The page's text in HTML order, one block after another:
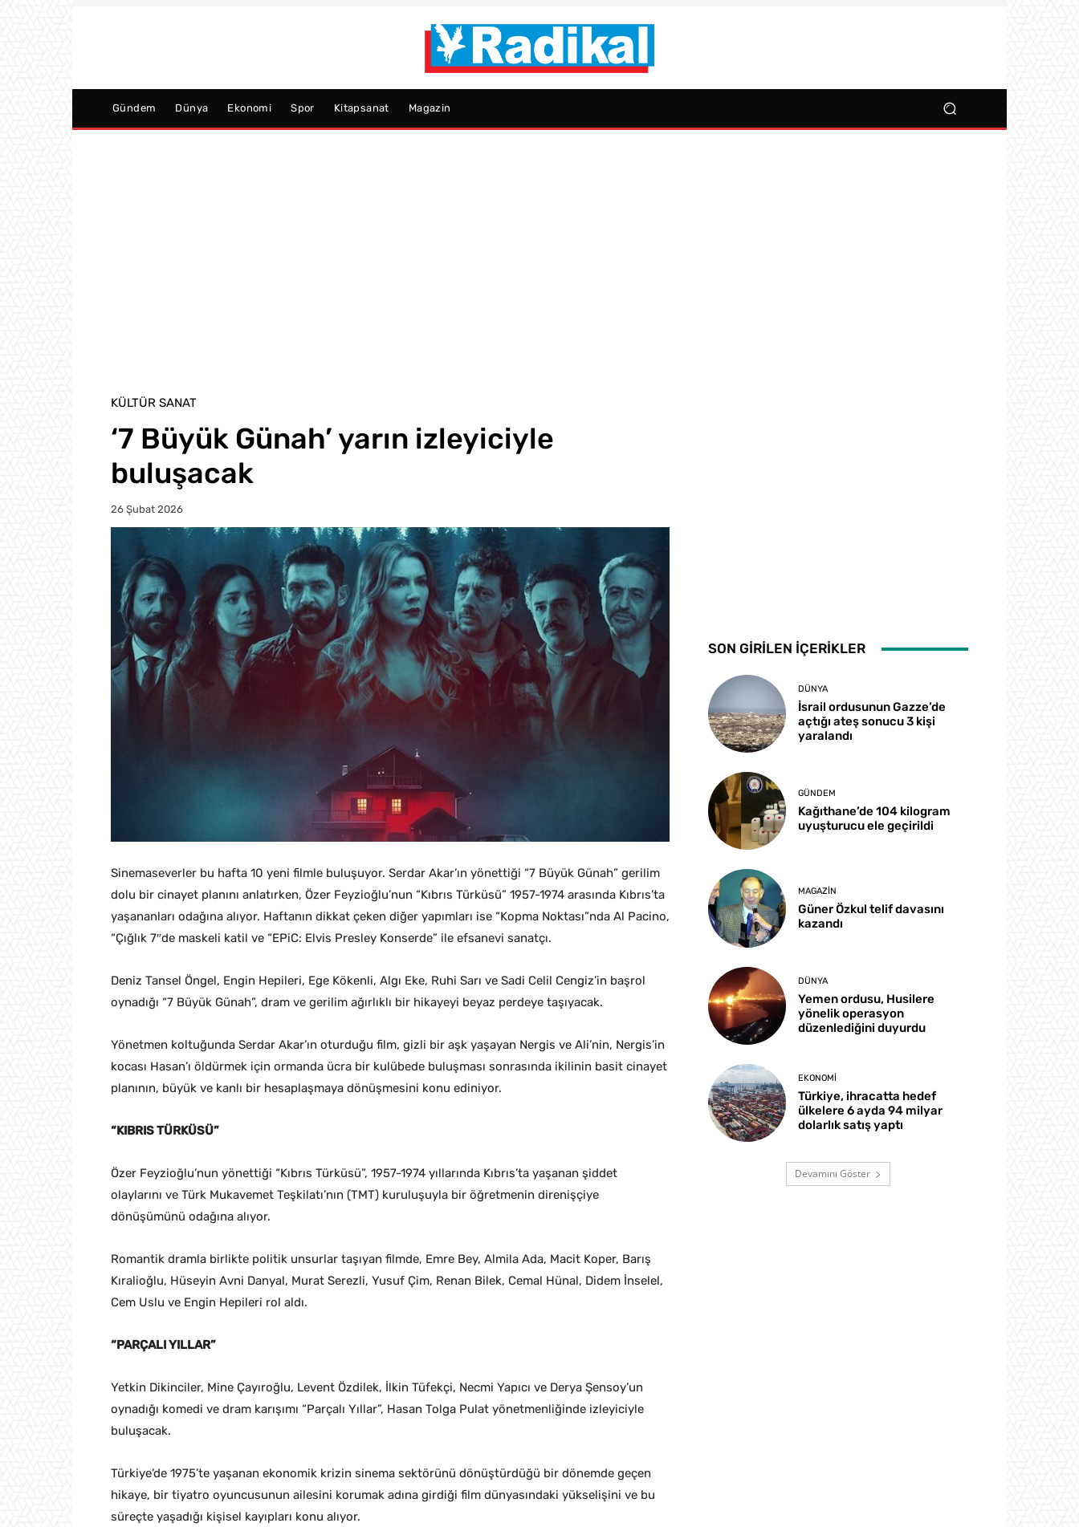
Gündem Dünya Ekonomi Spor Kitapsanat Magazin
KÜLTÜR SANAT
‘7 Büyük Günah’ yarın izleyiciyle
buluşacak
26 Şubat 2026
Sinemaseverler bu hafta 10 yeni filmle buluşuyor. Serdar Akar’ın yönettiği “7 Büyük Günah” gerilim
dolu bir cinayet planını anlatırken, Özer Feyzioğlu’nun “Kıbrıs Türküsü” 1957-1974 arasında Kıbrıs’ta
yaşananları odağına alıyor. Haftanın dikkat çeken diğer yapımları ise “Kopma Noktası”nda Al Pacino,
“Çığlık 7″de maskeli katil ve “EPiC: Elvis Presley Konserde” ile efsanevi sanatçı.
Deniz Tansel Öngel, Engin Hepileri, Ege Kökenli, Algı Eke, Ruhi Sarı ve Sadi Celil Cengiz’in başrol
oynadığı “7 Büyük Günah”, dram ve gerilim ağırlıklı bir hikayeyi beyaz perdeye taşıyacak.
Yönetmen koltuğunda Serdar Akar’ın oturduğu film, gizli bir aşk yaşayan Nergis ve Ali’nin, Nergis’in
kocası Hasan’ı öldürmek için ormanda ücra bir kulübede buluşması sonrasında ikilinin basit cinayet
planının, büyük ve kanlı bir hesaplaşmaya dönüşmesini konu ediniyor.
“KIBRIS TÜRKÜSÜ”
Özer Feyzioğlu’nun yönettiği “Kıbrıs Türküsü”, 1957-1974 yıllarında Kıbrıs’ta yaşanan şiddet
olaylarını ve Türk Mukavemet Teşkilatı’nın (TMT) kuruluşuyla bir öğretmenin direnişçiye
dönüşümünü odağına alıyor.
Romantik dramla birlikte politik unsurlar taşıyan filmde, Emre Bey, Almila Ada, Macit Koper, Barış
Kıralioğlu, Hüseyin Avni Danyal, Murat Serezli, Yusuf Çim, Renan Bilek, Cemal Hünal, Didem İnselel,
Cem Uslu ve Engin Hepileri rol aldı.
“PARÇALI YILLAR”
Yetkin Dikinciler, Mine Çayıroğlu, Levent Özdilek, İlkin Tüfekçi, Necmi Yapıcı ve Derya Şensoy’un
oynadığı komedi ve dram karışımı “Parçalı Yıllar”, Hasan Tolga Pulat yönetmenliğinde izleyiciyle
buluşacak.
Türkiye’de 1975’te yaşanan ekonomik krizin sinema sektörünü dönüştürdüğü bir dönemde geçen
hikaye, bir tiyatro oyuncusunun ailesini korumak adına girdiği film dünyasındaki yükselişini ve bu
süreçte yaşadığı kişisel kayıpları konu alıyor.
SON GİRİLEN İÇERİKLER
DÜNYA
İsrail ordusunun Gazze’de
açtığı ateş sonucu 3 kişi
yaralandı
GÜNDEM
Kağıthane’de 104 kilogram
uyuşturucu ele geçirildi
MAGAZIN
Güner Özkul telif davasını
kazandı
DÜNYA
Yemen ordusu, Husilere
yönelik operasyon
düzenlediğini duyurdu
EKONOMI
Türkiye, ihracatta hedef
ülkelere 6 ayda 94 milyar
dolarlık satış yaptı
Devamını Göster